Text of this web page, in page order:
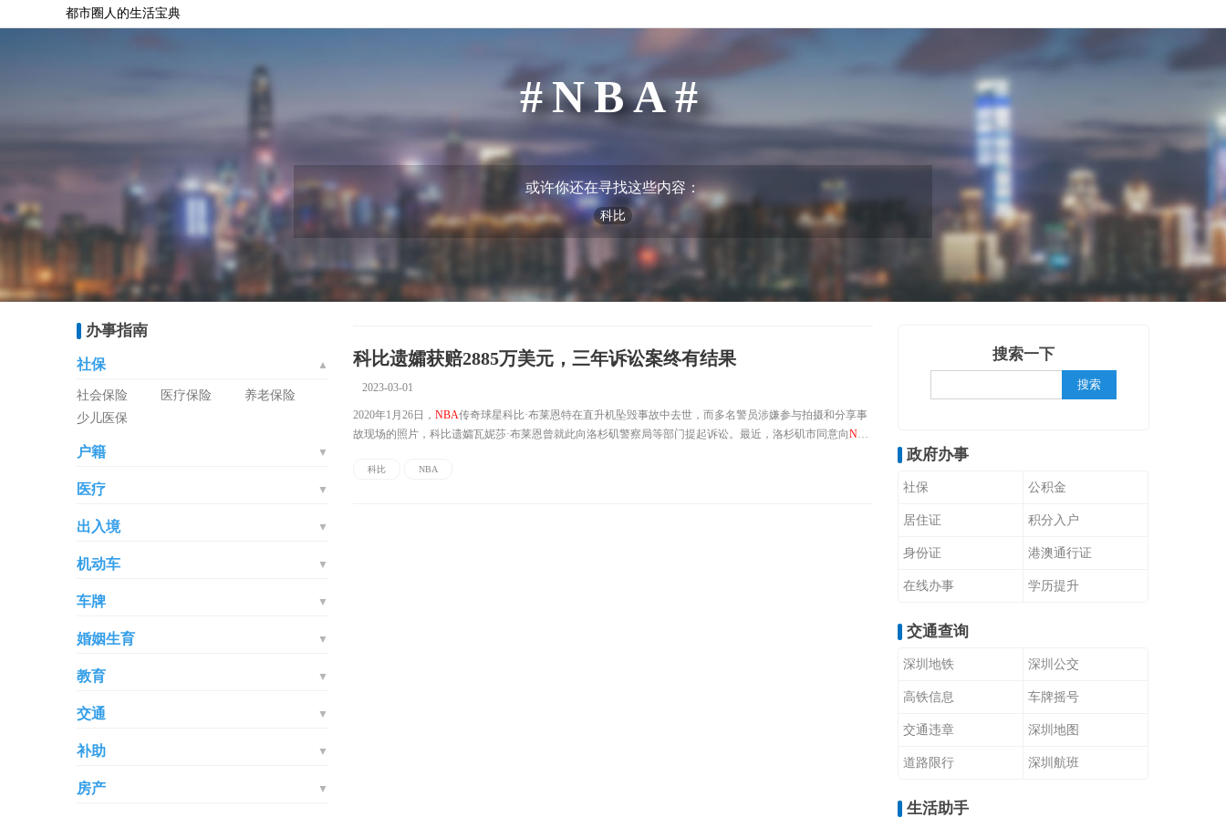
都市圈人的生活宝典
NBA
或许你还在寻找这些内容：
科比
办事指南
社保 ▲
社会保险 医疗保险
养老保险
少儿医保
户籍 ▼
医疗 ▼
出入境 ▼
机动车 ▼
车牌 ▼
婚姻生育 ▼
教育 ▼
交通 ▼
补助 ▼
房产 ▼
科比遗孀获赔2885万美元，三年诉讼案终有结果
2023-03-01
2020年1月26日， NBA传奇球星科比·布莱恩特在直升机坠毁事故中去世，而多名警员涉嫌参与拍摄和分享事
故现场的照片，科比遗孀瓦妮莎·布莱恩曾就此向洛杉矶警察局等部门提起诉讼。最近，洛杉矶市同意向NBA
科比 NBA
搜索一下
搜索
政府办事
社保 公积金
居住证 积分入户
身份证 港澳通行证
在线办事 学历提升
交通查询
深圳地铁 深圳公交
高铁信息 车牌摇号
交通违章 深圳地图
道路限行 深圳航班
生活助手